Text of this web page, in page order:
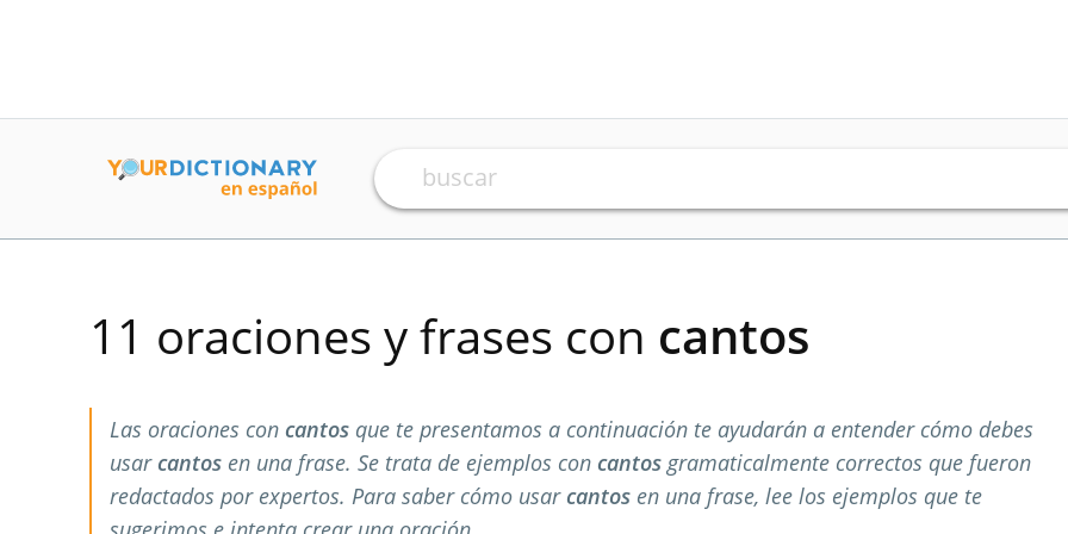
11 oraciones y frases con cantos
Las oraciones con cantos que te presentamos a continuación te ayudarán a entender cómo debes
usar cantos en una frase. Se trata de ejemplos con cantosgramaticalmente correctos que fueron
redactados por expertos. Para saber cómo usar cantos en una frase, lee los ejemplos que te